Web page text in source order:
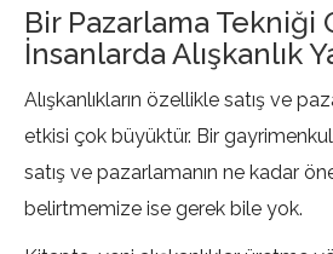
Bir Pazarlama Tekniği
İnsanlarda Alışkanlık
Alışkanlıkların özellikle satış ve
etkisi çok büyüktür. Bir
satış ve pazarlamanın ne kadar
belirtmemize ise gerek bile yok.